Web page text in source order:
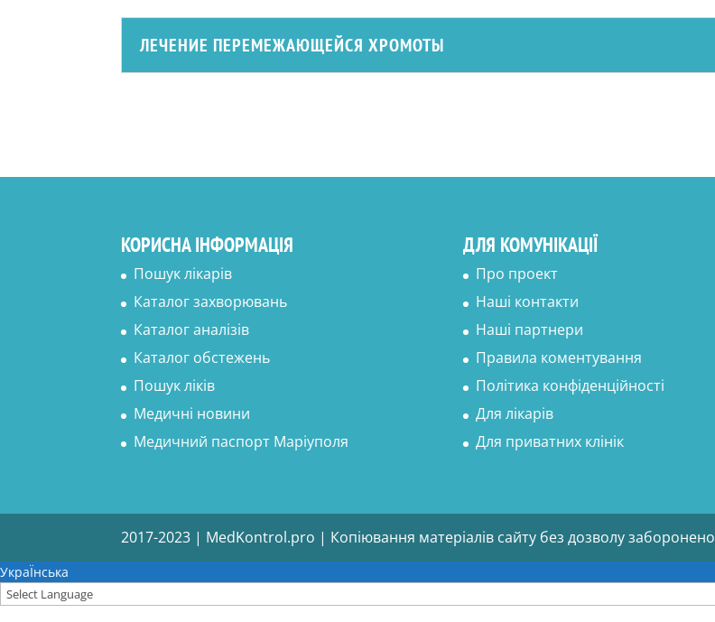
ЛЕЧЕНИЕ ПЕРЕМЕЖАЮЩЕЙСЯ ХРОМОТЫ
КОРИСНА ІНФОРМАЦІЯ
Пошук лікарів
Каталог захворювань
Каталог аналізів
Каталог обстежень
Пошук ліків
Медичні новини
Медичний паспорт Маріуполя
ДЛЯ КОМУНІКАЦІЇ
Про проект
Наші контакти
Наші партнери
Правила коментування
Політика конфіденційності
Для лікарів
Для приватних клінік
2017-2023 | MedKontrol.pro | Копіювання матеріалів сайту без дозволу заборонено
УкраЇнська